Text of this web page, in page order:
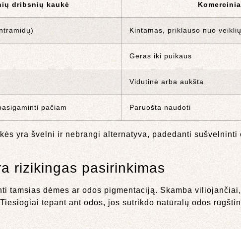
dribsnių kaukė
Kintamas, priklauso nuo
Geras iki puikaus
Vidutinė arba aukšta
pačiam Paruošta naudoti
yra švelni ir nebrangi alternatyva, padedanti sušvelninti
rizikingas pasirinkimas
tamsias dėmes ar odos pigmentaciją. Skamba
tepant ant odos, jos sutrikdo natūralų odos